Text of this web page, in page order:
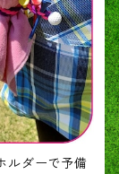
ルダーで予備